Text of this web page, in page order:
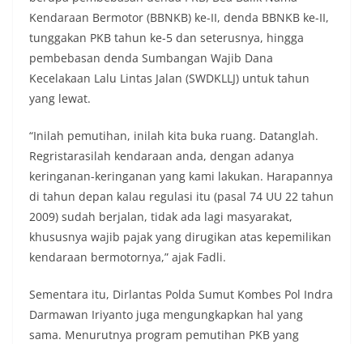
Kendaraan Bermotor (BBNKB) ke-II, denda BBNKB ke-II,
tunggakan PKB tahun ke-5 dan seterusnya, hingga
pembebasan denda Sumbangan Wajib Dana
Kecelakaan Lalu Lintas Jalan (SWDKLLJ) untuk tahun
yang lewat.
“Inilah pemutihan, inilah kita buka ruang. Datanglah.
Regristarasilah kendaraan anda, dengan adanya
keringanan-keringanan yang kami lakukan. Harapannya
di tahun depan kalau regulasi itu (pasal 74 UU 22 tahun
2009) sudah berjalan, tidak ada lagi masyarakat,
khususnya wajib pajak yang dirugikan atas kepemilikan
kendaraan bermotornya,” ajak Fadli.
Sementara itu, Dirlantas Polda Sumut Kombes Pol Indra
Darmawan Iriyanto juga mengungkapkan hal yang
sama. Menurutnya program pemutihan PKB yang